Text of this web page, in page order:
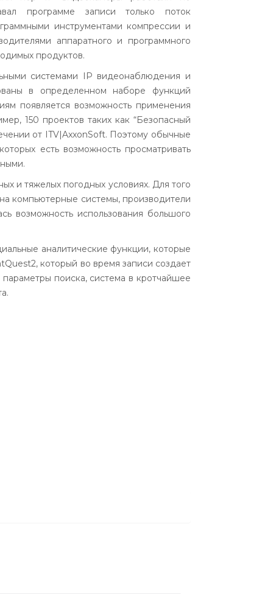
программе записи только поток
инструментами компрессии и
аппаратного и программного
продуктов.
системами IP видеонаблюдения и
в определенном наборе функций
появляется возможность применения
150 проектов таких как “Безопасный
от ITV|AxxonSoft. Поэтому обычные
есть возможность просматривать
и тяжелых погодных условиях. Для того
компьютерные системы, производители
возможность использования большого
аналитические функции, которые
который во время записи создает
поиска, система в кротчайшее